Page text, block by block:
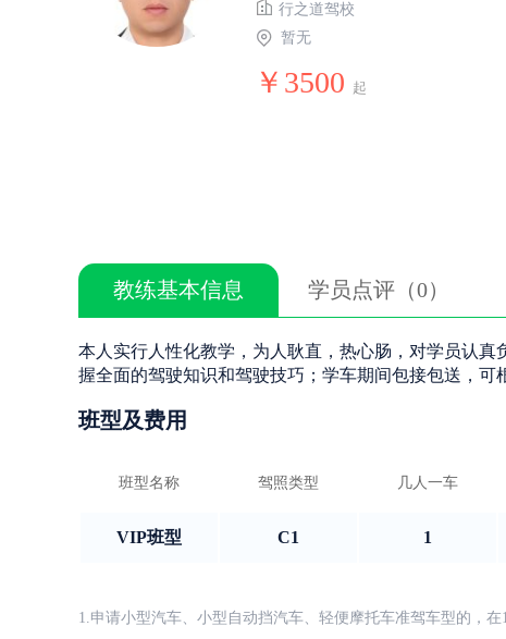
行之道驾校
暂无
￥3500 起
教练基本信息 学员点评（0）
本人实行人性化教学，为人耿直，热心肠，对学员认
握全面的驾驶知识和驾驶技巧；学车期间包接包送，可
班型及费用
班型名称 驾照类型 几人一车
VIP班型 C1 1
1.申请小型汽车、小型自动挡汽车、轻便摩托车准驾车型的，